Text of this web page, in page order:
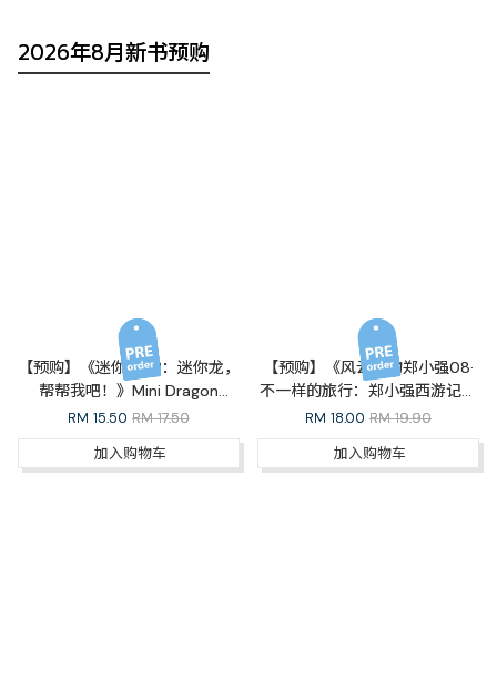
2026年8月新书预购
【预购】《迷你龙03：迷你龙，
帮帮我吧！》Mini Dragon
Series 03: Mini Dragon, Give
Me a Hand!
RM 15.50 RM 17.50
加入购物车
【预购】《风云人物郑小强08·
不一样的旅行：郑小强西游记》
（完结篇）A Holiday Like No
Other
RM 18.00 RM 19.90
加入购物车